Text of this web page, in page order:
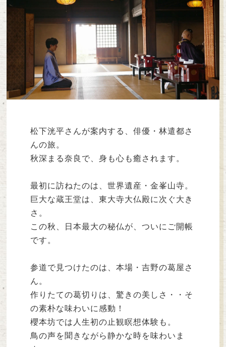
松下洸平さんが案内する、俳優・林遣都さ
んの旅。
秋深まる奈良で、身も心も癒されます。
最初に訪ねたのは、世界遺産・金峯山寺。
巨大な蔵王堂は、東大寺大仏殿に次ぐ大き
さ。
この秋、日本最大の秘仏が、ついにご開帳
です。
参道で見つけたのは、本場・吉野の葛屋さ
ん。
作りたての葛切りは、驚きの美しさ・・そ
の素朴な味わいに感動！
櫻本坊では人生初の止観瞑想体験も。
鳥の声を聞きながら静かな時を味わいま